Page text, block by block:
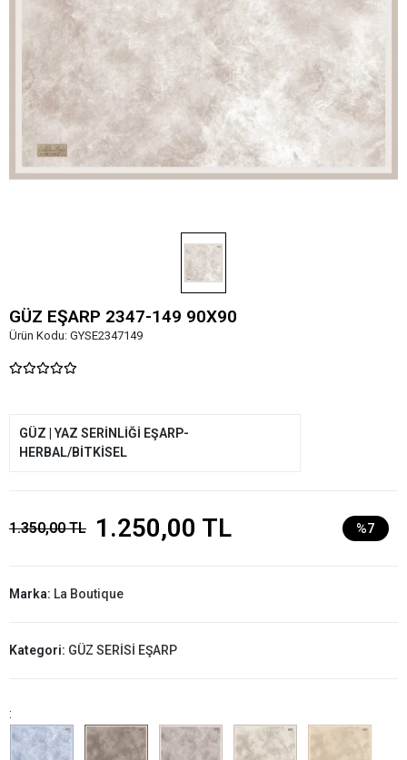
GÜZ EŞARP 2347-149 90X90
Ürün Kodu: GYSE2347149
GÜZ | YAZ SERİNLİĞİ EŞARP-
HERBAL/BİTKİSEL
1.350,00 TL 1.250,00 TL %7
Marka: La Boutique
Kategori: GÜZ SERİSİ EŞARP
: